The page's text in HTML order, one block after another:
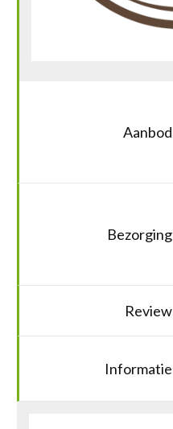
Aanbod
Bezorging
Review
Informatie